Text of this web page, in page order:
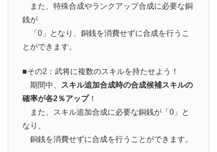
また、特殊合成やランクアップ合成に必要な銅
銭が
「0」となり、銅銭を消費せずに合成を行うこ
とができます。
■その2：武将に複数のスキルを持たせよう！
期間中、
スキル追加合成時の合成候補スキルの
確率が各2％アップ！
また、スキル追加合成に必要な銅銭が「0」と
なり、
銅銭を消費せずに合成を行うことができます。